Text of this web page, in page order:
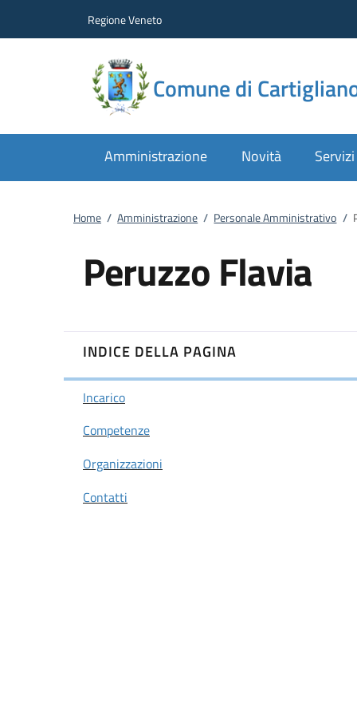
Regione Veneto
Comune di
Amministrazione Novità Servizi
Home / Amministrazione / Personale Amministrativo /
Peruzzo Flavia
INDICE DELLA PAGINA
Incarico
Competenze
Organizzazioni
Contatti